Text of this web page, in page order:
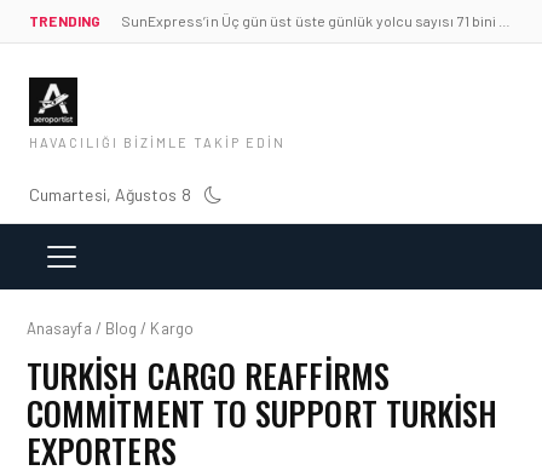
TRENDING
HAVACILIĞI BIZIMLE TAKIP EDIN
Cumartesi, Ağustos 8
Anasayfa / Blog / Kargo
TURKISH CARGO REAFFIRMS
COMMITMENT TO SUPPORT TURKISH
EXPORTERS